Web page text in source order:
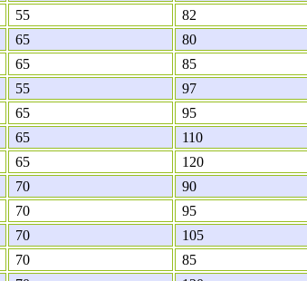
55 82
65 80
65 85
55 97
65 95
65 110
65 120
70 90
70 95
70 105
70 85